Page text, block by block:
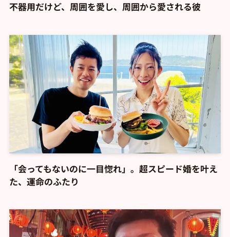
不器用だけど、周囲を愛し、周囲から愛される彼
「会ってもないのに一目惚れ」。超スピード婚を叶え
た、運命のふたり